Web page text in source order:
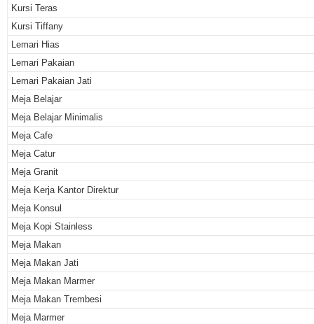
Kursi Teras
Kursi Tiffany
Lemari Hias
Lemari Pakaian
Lemari Pakaian Jati
Meja Belajar
Meja Belajar Minimalis
Meja Cafe
Meja Catur
Meja Granit
Meja Kerja Kantor Direktur
Meja Konsul
Meja Kopi Stainless
Meja Makan
Meja Makan Jati
Meja Makan Marmer
Meja Makan Trembesi
Meja Marmer